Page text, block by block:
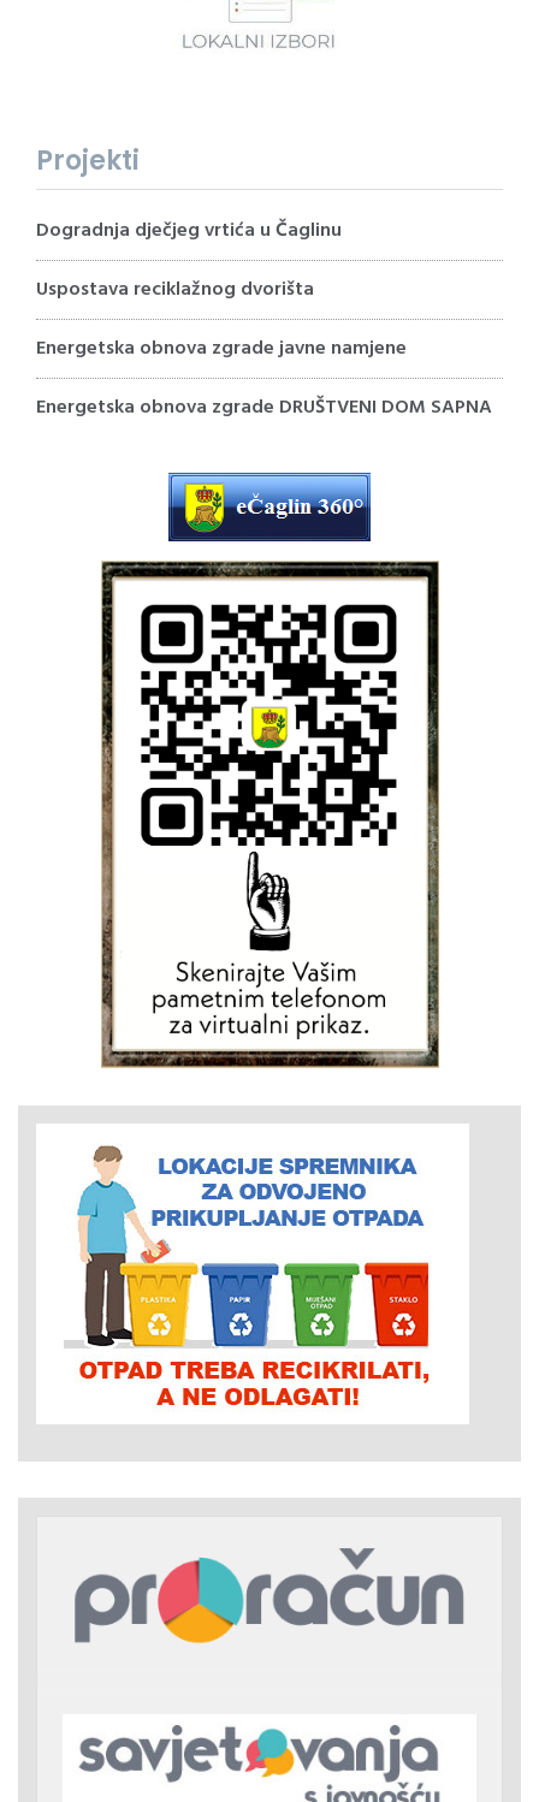
Projekti
Dogradnja dječjeg vrtića u Čaglinu
Uspostava reciklažnog dvorišta
Energetska obnova zgrade javne namjene
Energetska obnova zgrade DRUŠTVENI DOM SAPNA